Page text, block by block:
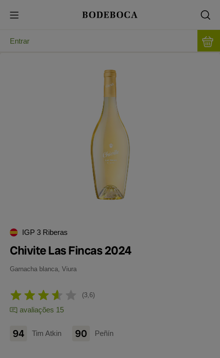
Entrar
IGP 3 Riberas
Chivite Las Fincas 2024
Garnacha blanca, Viura
3,6
avaliações 15
94 Tim Atkin 90 Peñín